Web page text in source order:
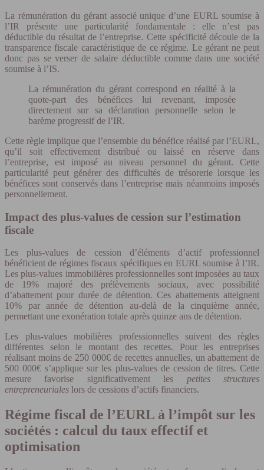
La rémunération du gérant associé unique d’une EURL soumise à
l’IR présente une particularité fondamentale : elle n’est pas
déductible du résultat de l’entreprise. Cette spécificité découle de la
transparence fiscale caractéristique de ce régime. Le gérant ne peut
donc pas se verser de salaire déductible comme dans une société
soumise à l’IS.
La rémunération du gérant correspond en réalité à la
quote-part des bénéfices lui revenant, imposée
directement sur sa déclaration personnelle selon le
barème progressif de l’IR.
Cette règle implique que l’ensemble du bénéfice réalisé par l’EURL,
qu’il soit effectivement distribué ou laissé en réserve dans
l’entreprise, est imposé au niveau personnel du gérant. Cette
particularité peut générer des difficultés de trésorerie lorsque les
bénéfices sont conservés dans l’entreprise mais néanmoins imposés
personnellement.
Impact des plus-values de cession sur l’estimation
fiscale
Les plus-values de cession d’éléments d’actif professionnel
bénéficient de régimes fiscaux spécifiques en EURL soumise à l’IR.
Les plus-values immobilières professionnelles sont imposées au taux
de 19% majoré des prélèvements sociaux, avec possibilité
d’abattement pour durée de détention. Ces abattements atteignent
10% par année de détention au-delà de la cinquième année,
permettant une exonération totale après quinze ans de détention.
Les plus-values mobilières professionnelles suivent des règles
différentes selon le montant des recettes. Pour les entreprises
réalisant moins de 250 000€ de recettes annuelles, un abattement de
500 000€ s’applique sur les plus-values de cession de titres. Cette
mesure favorise significativement les petites structures
entrepreneuriales lors de cessions d’actifs financiers.
Régime fiscal de l’EURL à l’impôt sur les
sociétés : calcul du taux effectif et
optimisation